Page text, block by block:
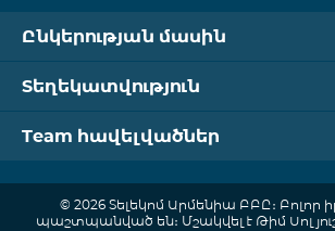
Ընկերության մասին
Տեղեկատվություն
Team հավելվածներ
© 2026 Տելեկոմ Արմենիա ԲԲԸ։ Բոլոր
պաշտպանված են։ Մշակվել է Թիմ